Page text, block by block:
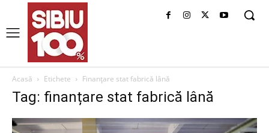
Acasă Etichete Finanțare stat fabrică lână
Tag: finanțare stat fabrică lână